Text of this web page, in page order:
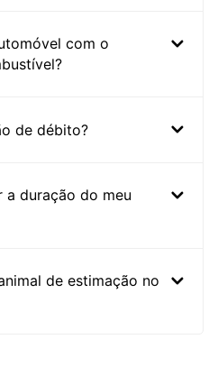
com o
de débito?
a duração do meu
de estimação no